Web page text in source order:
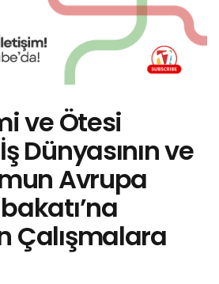
ve Ötesi
Dünyasının ve
Avrupa
Çalışmalara